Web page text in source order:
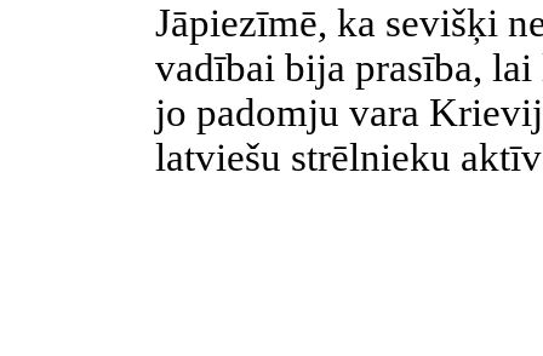
Jāpiezīmē, ka sevišķi
vadībai bija prasība,
jo padomju vara
latviešu strēlnieku